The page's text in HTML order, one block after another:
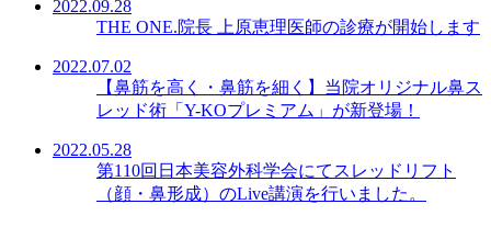
2022.09.28
THE ONE.院長 上原恵理医師の診療が開始します
2022.07.02
【鼻筋を高く・鼻筋を細く】当院オリジナル鼻ス
レッド術「Y-KOプレミアム」が新登場！
2022.05.28
第110回日本美容外科学会にてスレッドリフト
（顔・鼻形成）のLive講演を行いました。